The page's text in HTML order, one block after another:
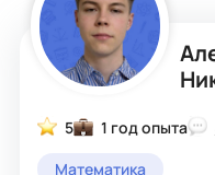
5 1 год опыта
Математика